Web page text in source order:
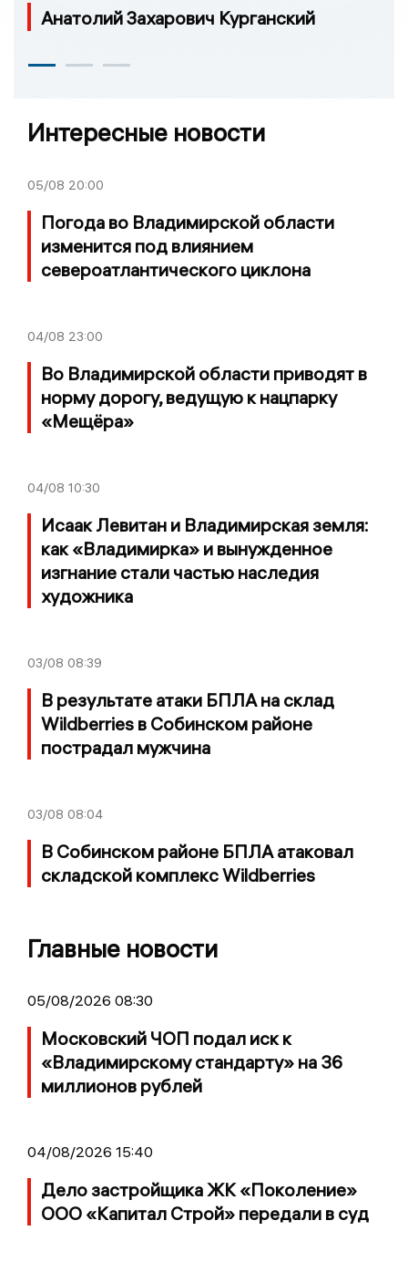
Анатолий Захарович Курганский
Интересные новости
05/08 20:00
Погода во Владимирской области
изменится под влиянием
североатлантического циклона
04/08 23:00
Во Владимирской области приводят в
норму дорогу, ведущую к нацпарку
«Мещёра»
04/08 10:30
Исаак Левитан и Владимирская земля:
как «Владимирка» и вынужденное
изгнание стали частью наследия
художника
03/08 08:39
В результате атаки БПЛА на склад
Wildberries в Собинском районе
пострадал мужчина
03/08 08:04
В Собинском районе БПЛА атаковал
складской комплекс Wildberries
Главные новости
05/08/2026 08:30
Московский ЧОП подал иск к
«Владимирскому стандарту» на 36
миллионов рублей
04/08/2026 15:40
Дело застройщика ЖК «Поколение»
ООО «Капитал Строй» передали в суд